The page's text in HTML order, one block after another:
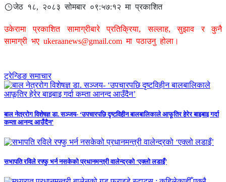
जेठ १८, २०८३ सोमबार ०९:५७:१२ मा प्रकाशित
उकेरामा प्रकाशित सामाग्रीबारे प्रतिक्रिया, सल्लाह, सुझाव र कुनै
सामाग्री भए ukeraanews@gmail.com मा पठाउनु होला।
ट्रेन्डिङ समाचार
बाल नेत्ररोग विशेषज्ञ डा. सञ्जय- ‘उपचारपछि दृष्टविहीन बालबालिकाले आफूतिर हेरेर बाइबाइ गर्दा
कम्ता आनन्द आउँदैन’
सभापति रविले रफ्फु भर्न नसकेको प्रधानमन्त्री वालेन्द्रको ‘एक्लो लडाइँ’